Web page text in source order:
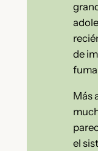
de
Más
el